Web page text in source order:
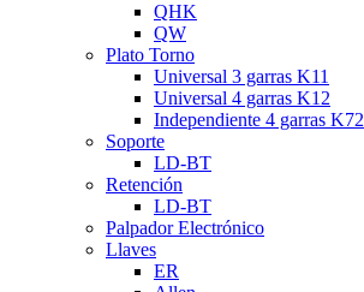
QHK
QW
Plato Torno
Universal 3 garras K11
Universal 4 garras K12
Independiente 4 garras K72
Soporte
LD-BT
Retención
LD-BT
Palpador Electrónico
Llaves
ER